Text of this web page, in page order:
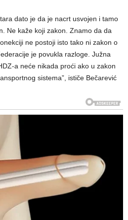
dato je da je nacrt usvojen i tamo
Ne kaže koji zakon. Znamo da da
ne postoji isto tako ni zakon o
je povukla razloge. Južna
a neće nikada proći ako u zakon
sistema”, ističe Bečarević